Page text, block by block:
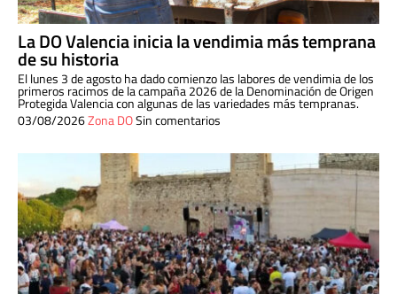
La DO Valencia inicia la vendimia más temprana
de su historia
El lunes 3 de agosto ha dado comienzo las labores de vendimia de los
primeros racimos de la campaña 2026 de la Denominación de Origen
Protegida Valencia con algunas de las variedades más tempranas.
03/08/2026Zona DOSin comentarios